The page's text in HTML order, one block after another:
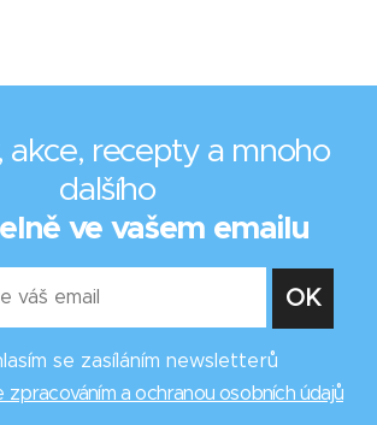
akce, recepty a mnoho
dalšího
ve vašem emailu
se zasíláním newsletterů
zpracováním a ochranou osobních údajů